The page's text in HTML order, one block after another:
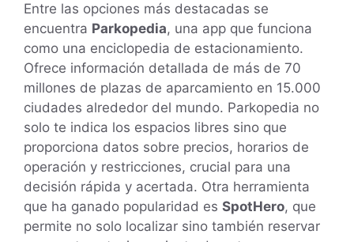
Entre las opciones más destacadas se
encuentra Parkopedia, una app que funciona
como una enciclopedia de estacionamiento.
Ofrece información detallada de más de 70
millones de plazas de aparcamiento en 15.000
ciudades alrededor del mundo. Parkopedia no
solo te indica los espacios libres sino que
proporciona datos sobre precios, horarios de
operación y restricciones, crucial para una
decisión rápida y acertada. Otra herramienta
que ha ganado popularidad es SpotHero, que
permite no solo localizar sino también reservar